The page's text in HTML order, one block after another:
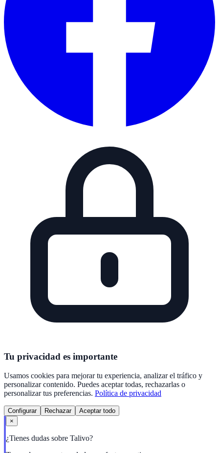
Tu privacidad es importante
Usamos cookies para mejorar tu experiencia, analizar el tráfico y
personalizar contenido. Puedes aceptar todas, rechazarlas o
personalizar tus preferencias. Política de privacidad
Configurar Rechazar
Aceptar todo
×
¿Tienes dudas sobre Talivo?